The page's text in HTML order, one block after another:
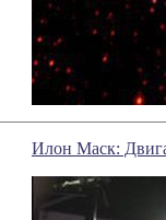
Илон Маск: